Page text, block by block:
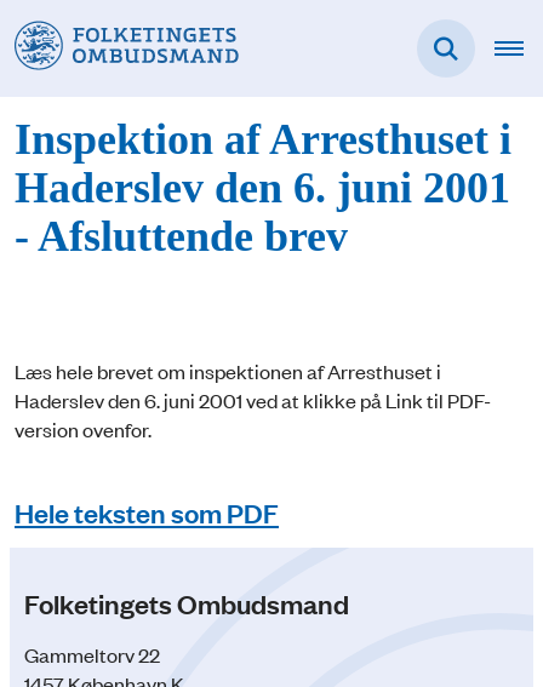
Inspektion af Arresthuset i
Haderslev den 6. juni 2001
- Afsluttende brev
Læs hele brevet om inspektionen af Arresthuset i
Haderslev den 6. juni 2001 ved at klikke på Link til PDF-
version ovenfor.
Hele teksten som PDF
Folketingets Ombudsmand
Gammeltorv 22